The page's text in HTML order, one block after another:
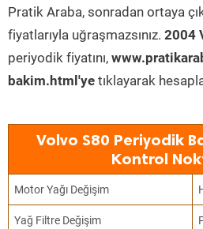
Pratik Araba, sonradan ortaya
fiyatlarıyla uğraşmazsınız. 2004
periyodik fiyatını,
bakim.html'ye tıklayarak
Volvo S80 Periyodik
Kontrol
Motor Yağı Değişim
Yağ Filtre Değişim